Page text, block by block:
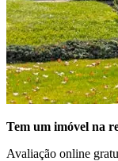
Tem um imóvel na
Avaliação online